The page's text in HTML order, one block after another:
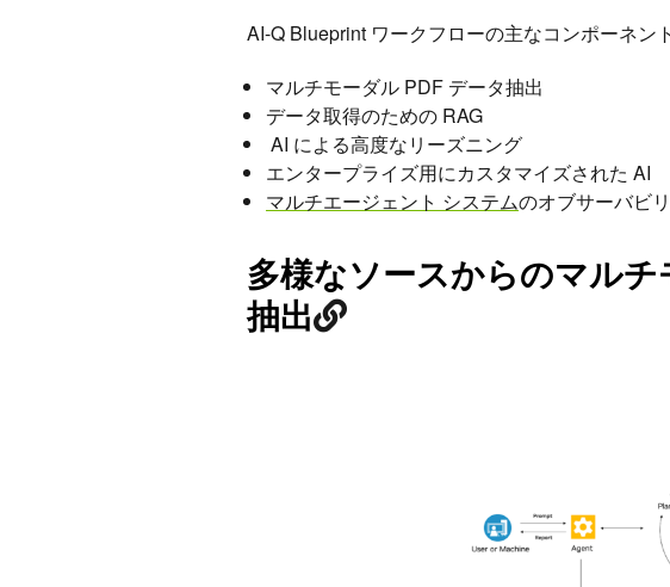
AI-Q Blueprint ワークフローの主なコンポーネン
マルチモーダル PDF データ抽出
データ取得のための RAG
AI による高度なリーズニング
エンタープライズ用にカスタマイズされた AI
マルチエージェント システムのオブサーバビ
多様なソースからのマル
抽出